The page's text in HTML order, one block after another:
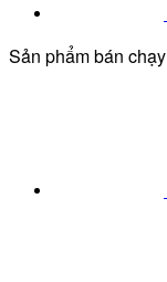
Sản phẩm bán chạy